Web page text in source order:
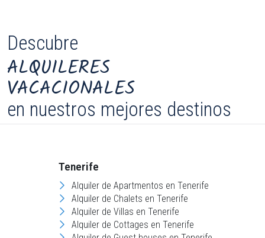
Descubre
ALQUILERES
VACACIONALES
en nuestros mejores destinos
Tenerife
Alquiler de Apartmentos en Tenerife
Alquiler de Chalets en Tenerife
Alquiler de Villas en Tenerife
Alquiler de Cottages en Tenerife